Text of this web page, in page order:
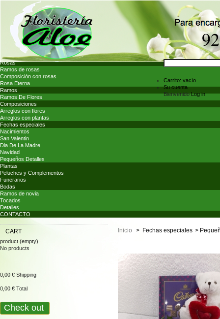
Carrito: vacío
Su cuenta
BienvenidoLog in
Rosas
Ramos de rosas
Composición con rosas
Rosa Eterna
Ramos
Ramos De Flores
Composiciones
Arreglos con flores
Arreglos con plantas
Fechas especiales
Nacimientos
San Valentin
Dia De La Madre
Navidad
Pequeños Detalles
Plantas
Peluches y Complementos
Funerarios
Bodas
Ramos de novia
Tocados
Detalles
CONTACTO
CART
product (empty)
No products
0,00 € Shipping
0,00 € Total
Check out
Inicio > Fechas especiales >